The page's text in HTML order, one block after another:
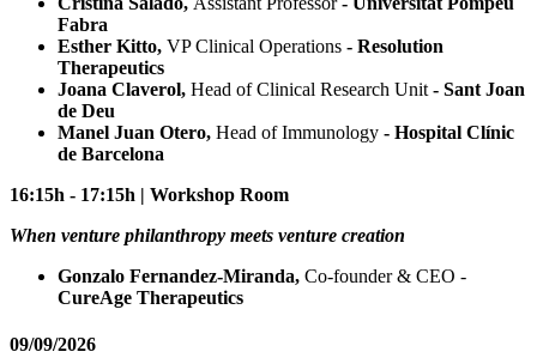
Fabra
Esther Kitto, VP Clinical Operations - Resolution
Therapeutics
Joana Claverol, Head of Clinical Research Unit - Sant Joan
de Deu
Manel Juan Otero, Head of Immunology - Hospital Clínic
de Barcelona
16:15h - 17:15h | Workshop Room
When venture philanthropy meets venture creation
Gonzalo Fernandez-Miranda, Co-founder & CEO -
CureAge Therapeutics
09/09/2026